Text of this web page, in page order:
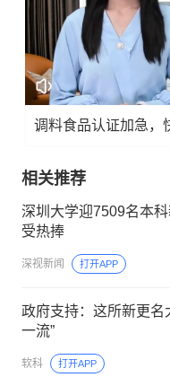
调料食品认证加急，
相关推荐
深圳大学迎7509名本
受热捧
深视新闻 打开APP
政府支持：这所新更名
一流”
软科 打开APP